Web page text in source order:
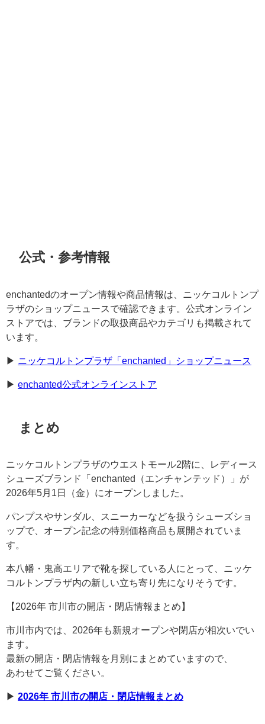
公式・参考情報
enchantedのオープン情報や商品情報は、ニッケコルトンプ
ラザのショップニュースで確認できます。公式オンライン
ストアでは、ブランドの取扱商品やカテゴリも掲載されて
います。
▶︎ ニッケコルトンプラザ「enchanted」ショップニュース
▶︎ enchanted公式オンラインストア
まとめ
ニッケコルトンプラザのウエストモール2階に、レディース
シューズブランド「enchanted（エンチャンテッド）」が
2026年5月1日（金）にオープンしました。
パンプスやサンダル、スニーカーなどを扱うシューズショ
ップで、オープン記念の特別価格商品も展開されていま
す。
本八幡・鬼高エリアで靴を探している人にとって、ニッケ
コルトンプラザ内の新しい立ち寄り先になりそうです。
【2026年 市川市の開店・閉店情報まとめ】
市川市内では、2026年も新規オープンや閉店が相次いでい
ます。
最新の開店・閉店情報を月別にまとめていますので、
あわせてご覧ください。
▶︎ 2026年 市川市の開店・閉店情報まとめ